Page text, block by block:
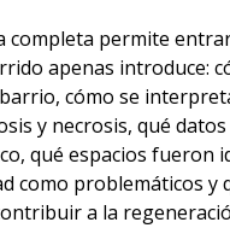
completa permite
apenas introduce:
cómo se
y necrosis, qué
qué espacios fueron
como problemáticos y
a la